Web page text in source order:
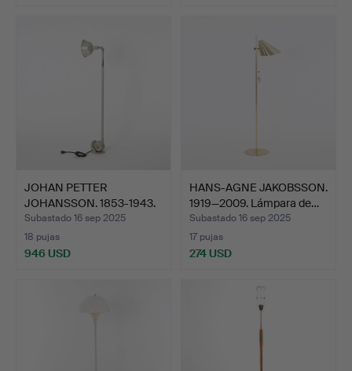
JOHAN PETTER
JOHANSSON. 1853-1943.
Luminar…
Subastado 16 sep 2025
18 pujas
946 USD
HANS-AGNE JAKOBSSON.
1919—2009. Lámpara de…
Subastado 16 sep 2025
17 pujas
274 USD